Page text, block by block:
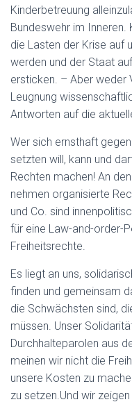
Kinderbetreuung
Bundeswehr im Inneren.
die Lasten der Krise auf
werden und der Staat
ersticken. – Aber weder
Leugnung
Antworten auf die
Wer sich ernsthaft
setzten will, kann und
Rechten machen! An
nehmen organisierte
und Co. sind
für eine Law-and-order-
Freiheitsrechte.
Es liegt an uns,
finden und gemeinsam
die Schwächsten sind,
müssen. Unser
Durchhalteparolen aus
meinen wir nicht die
unsere Kosten zu
zu setzen.Und wir